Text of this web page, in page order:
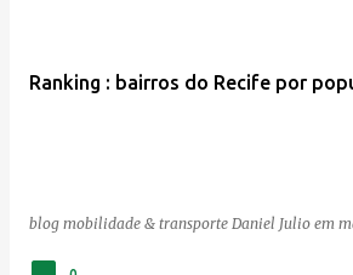
Ranking : bairros do Recife por
blog mobilidade & transporte Daniel Julio em